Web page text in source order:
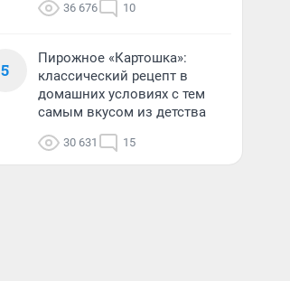
36 676 10
5
Пирожное «Картошка»:
классический рецепт в
домашних условиях с тем
самым вкусом из детства
30 631 15